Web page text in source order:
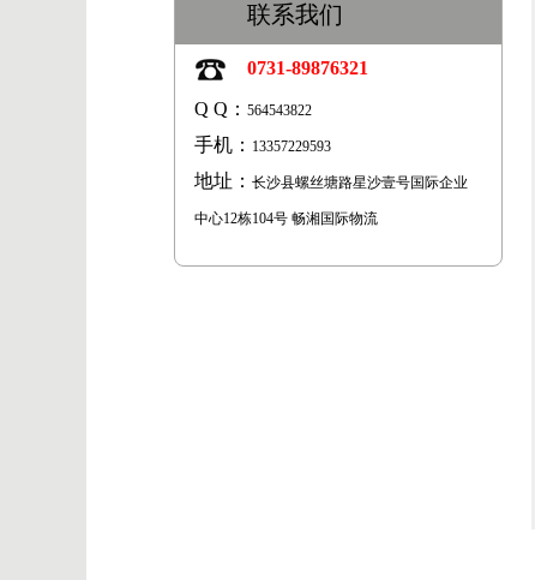
联系我们
0731-89876321
Q Q：564543822
手机： 13357229593
地址：长沙县螺丝塘路星沙壹号国际企业
中心12栋104号 畅湘国际物流